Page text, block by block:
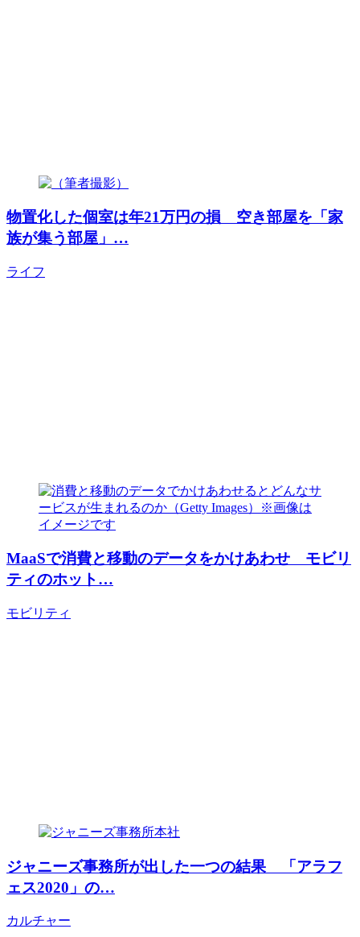
物置化した個室は年21万円の損 空き部屋を「家
族が集う部屋」…
ライフ
MaaSで消費と移動のデータをかけあわせ モビリ
ティのホット…
モビリティ
ジャニーズ事務所が出した一つの結果 「アラフ
ェス2020」の…
カルチャー